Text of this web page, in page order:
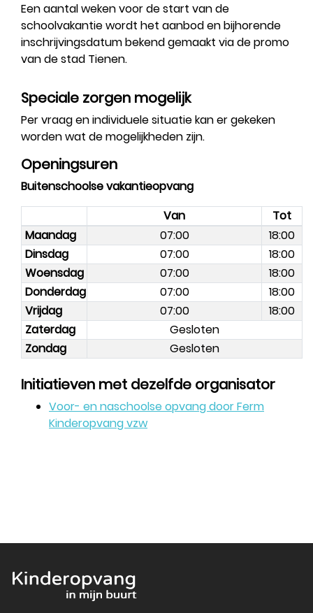
Een aantal weken voor de start van de
schoolvakantie wordt het aanbod en bijhorende
inschrijvingsdatum bekend gemaakt via de promo
van de stad Tienen.
Speciale zorgen mogelijk
Per vraag en individuele situatie kan er gekeken
worden wat de mogelijkheden zijn.
Openingsuren
Buitenschoolse vakantieopvang
Van
Tot
Maandag
07:00
18:00
Dinsdag
07:00
18:00
Woensdag
07:00
18:00
Donderdag
07:00
18:00
Vrijdag
07:00
18:00
Zaterdag
Gesloten
Zondag
Gesloten
Initiatieven met dezelfde organisator
Voor- en naschoolse opvang door Ferm
Kinderopvang vzw